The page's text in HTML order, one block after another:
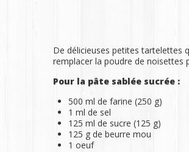
De délicieuses petites tartelettes
remplacer la poudre de noisettes
Pour la pâte sablée sucrée :
500 ml de farine (250 g)
1 ml de sel
125 ml de sucre (125 g)
125 g de beurre mou
1 oeuf